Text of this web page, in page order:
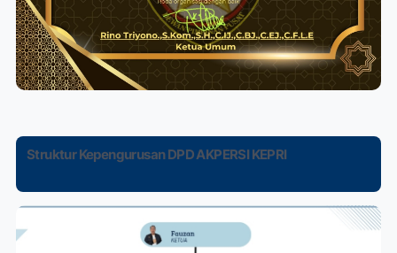
Struktur Kepengurusan DPD AKPERSI KEPRI